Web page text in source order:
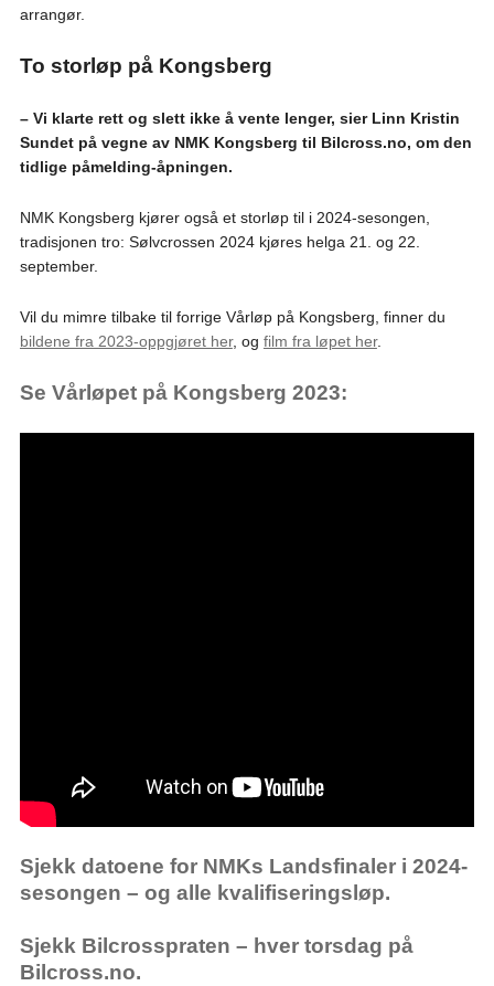
arrangør.
To storløp på Kongsberg
– Vi klarte rett og slett ikke å vente lenger, sier Linn Kristin
Sundet på vegne av NMK Kongsberg til Bilcross.no, om den
tidlige påmelding-åpningen.
NMK Kongsberg kjører også et storløp til i 2024-sesongen,
tradisjonen tro: Sølvcrossen 2024 kjøres helga 21. og 22.
september.
Vil du mimre tilbake til forrige Vårløp på Kongsberg, finner du
bildene fra 2023-oppgjøret her, og film fra løpet her.
Se Vårløpet på Kongsberg 2023:
Sjekk datoene for NMKs Landsfinaler i 2024-
sesongen – og alle kvalifiseringsløp.
Sjekk Bilcrosspraten – hver torsdag på
Bilcross.no.